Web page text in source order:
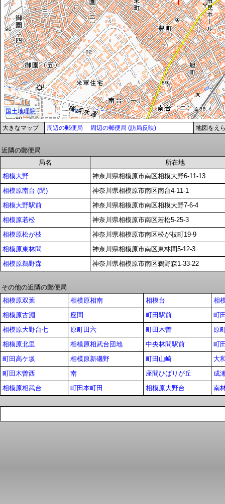
大きなマップ 周辺の郵便局 周辺の郵便局 (訪局反映) 地図をえ
近隣の郵便局
局名
所在地
相模大野
神奈川県相模原市南区相模大野6-11-13
相模原南台 (閉)
神奈川県相模原市南区南台4-11-1
相模大野駅前
神奈川県相模原市南区相模大野7-6-4
相模原若松
神奈川県相模原市南区若松5-25-3
相模原松が枝
神奈川県相模原市南区松が枝町19-9
相模原東林間
神奈川県相模原市南区東林間5-12-3
相模原鵜野森
神奈川県相模原市南区鵜野森1-33-22
その他の近隣の郵便局
相模原双葉
相模原相南 相模台
相
相模原古淵
座間 町田駅前
町
相模原大野台七
原町田六 町田木曽
原
相模原北里
相模原相武台団地 中央林間駅前
町
町田高ケ坂
相模原新磯野 町田山崎
大
町田木曽西
南 座間ひばりが丘
成
相模原相武台
町田本町田 相模原大野台 南